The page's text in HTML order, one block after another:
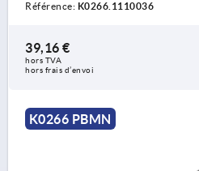
Référence: K0266.1110036
39,16 €
hors TVA
hors frais d’envoi
K0266 PBMN